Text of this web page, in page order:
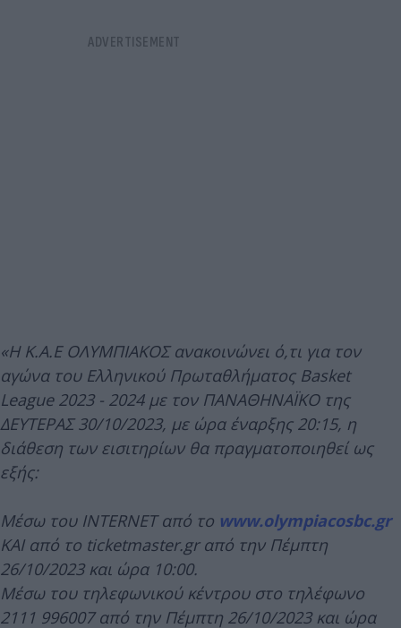
«H Κ.Α.Ε ΟΛΥΜΠΙΑΚΟΣ ανακοινώνει ό,τι για τον
αγώνα του Ελληνικού Πρωταθλήματος Basket
League 2023 - 2024 με τον ΠΑΝΑΘΗΝΑΪΚΟ της
ΔΕΥΤΕΡΑΣ 30/10/2023, με ώρα έναρξης 20:15, η
διάθεση των εισιτηρίων θα πραγματοποιηθεί ως
εξής:
Μέσω του INTERNET από το www.olympiacosbc.gr
ΚΑΙ από το ticketmaster.gr από την Πέμπτη
26/10/2023 και ώρα 10:00.
Μέσω του τηλεφωνικού κέντρου στο τηλέφωνο
2111 996007 από την Πέμπτη 26/10/2023 και ώρα